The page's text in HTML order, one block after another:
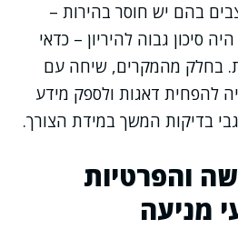
בהם יש חוסר בהירות –
סיכון גבוה להיריון – כדאי
בחלק מהמקרים, שיחה עם
להפחית דאגות ולספק מידע
בדיקות המשך במידת הצורך.
והפרטיות
מניעה